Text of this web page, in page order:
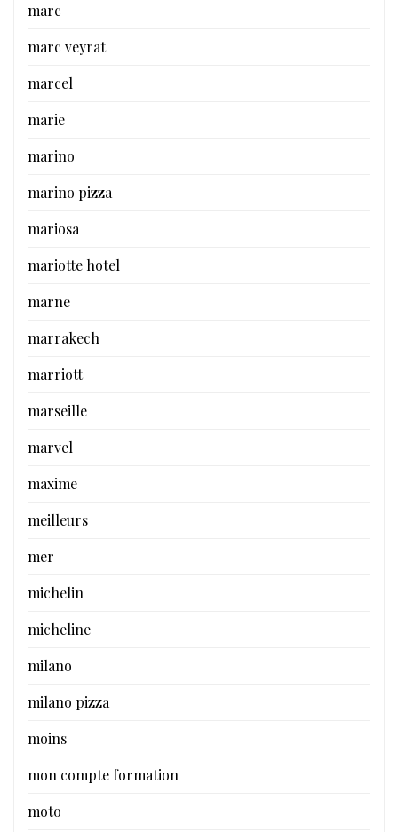
marc
marc veyrat
marcel
marie
marino
marino pizza
mariosa
mariotte hotel
marne
marrakech
marriott
marseille
marvel
maxime
meilleurs
mer
michelin
micheline
milano
milano pizza
moins
mon compte formation
moto